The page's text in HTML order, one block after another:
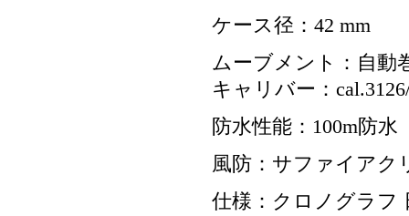
ケース径：42 mm
ムーブメント：自動
キャリバー：
防水性能：100m防水
風防：サファイアク
仕様：クロノグラフ